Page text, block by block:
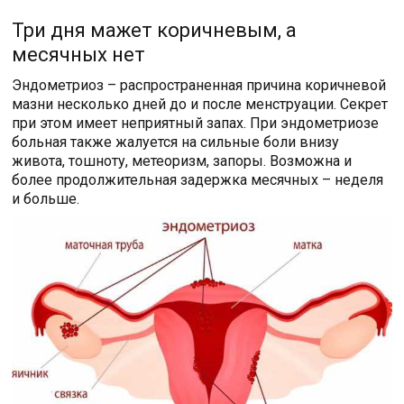
Три дня мажет коричневым, а
месячных нет
Эндометриоз – распространенная причина коричневой
мазни несколько дней до и после менструации. Секрет
при этом имеет неприятный запах. При эндометриозе
больная также жалуется на сильные боли внизу
живота, тошноту, метеоризм, запоры. Возможна и
более продолжительная задержка месячных – неделя
и больше.